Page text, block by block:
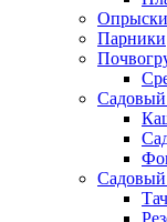
Парники
Садовый
Садовый